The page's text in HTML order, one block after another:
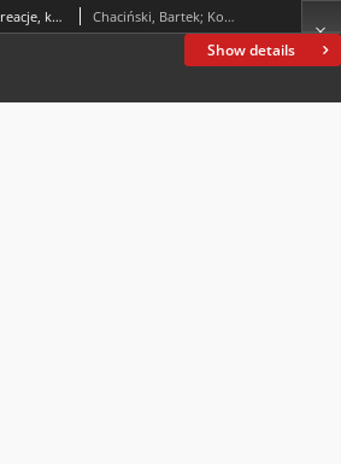
Show details
Młode słowa: obraz świata, kreacje, konteksty Chaciński, Bartek; Kołodziejek, Ewa; Łaziński, Marek; Wileczek, Anna